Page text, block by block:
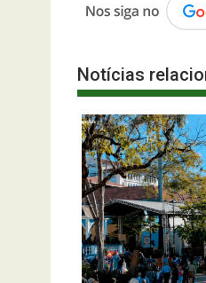
Notícias